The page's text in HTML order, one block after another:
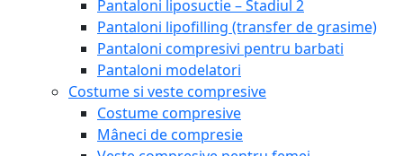
Pantaloni liposuctie – Stadiul 2
Pantaloni lipofilling (transfer de grasime)
Pantaloni compresivi pentru barbati
Pantaloni modelatori
Costume si veste compresive
Costume compresive
Mâneci de compresie